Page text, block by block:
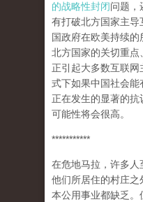
的战略性封闭问题，
有打破北方国家主导
国政府在欧美持续
北方国家的关切重点
正引起大多数互联
式下如果中国社会
正在发生的显著的
可能性将会很高。
***********
在危地马拉，许多人
他们所居住的村庄
本公用事业都缺乏。